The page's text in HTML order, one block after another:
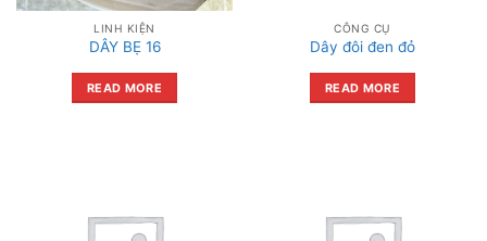
LINH KIỆN
DÂY BẸ 16
READ MORE
CÔNG CỤ
Dây đôi đen đỏ
READ MORE